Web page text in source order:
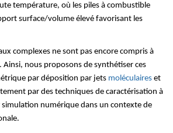
température, où les piles à combustible
surface/volume élevé favorisant les
complexes ne sont pas encore compris à
Ainsi, nous proposons de synthétiser ces
par déposition par jets moléculaires et
par des techniques de caractérisation à
numérique dans un contexte de